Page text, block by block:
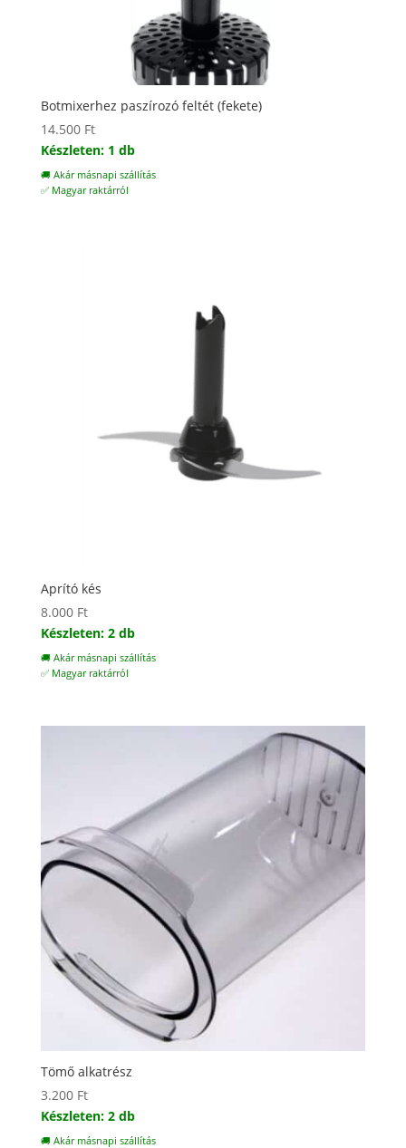
Botmixerhez paszírozó feltét (fekete)
14.500 Ft
Készleten: 1 db
🚚 Akár másnapi szállítás
✅ Magyar raktárról
Aprító kés
8.000 Ft
Készleten: 2 db
🚚 Akár másnapi szállítás
✅ Magyar raktárról
Tömő alkatrész
3.200 Ft
Készleten: 2 db
🚚 Akár másnapi szállítás